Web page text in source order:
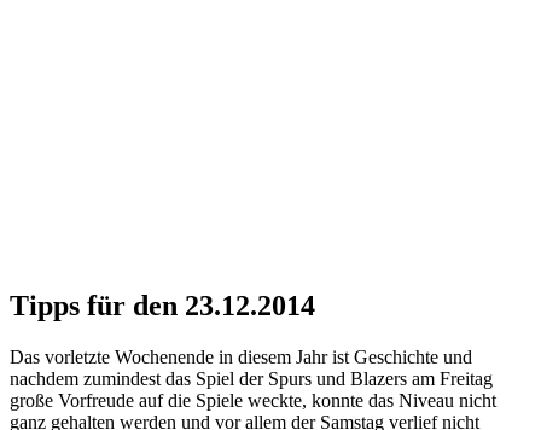
Tipps für den 23.12.2014
Das vorletzte Wochenende in diesem Jahr ist Geschichte und
nachdem zumindest das Spiel der Spurs und Blazers am Freitag
große Vorfreude auf die Spiele weckte, konnte das Niveau nicht
ganz gehalten werden und vor allem der Samstag verlief nicht